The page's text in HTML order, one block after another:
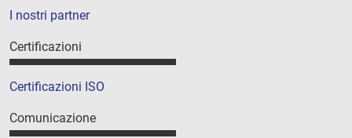
I nostri partner
Certificazioni
Certificazioni ISO
Comunicazione